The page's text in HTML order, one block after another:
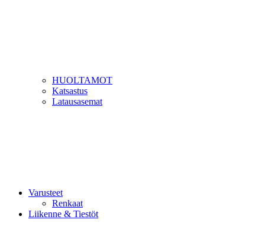
HUOLTAMOT
Katsastus
Latausasemat
Varusteet
Renkaat
Liikenne & Tiestöt